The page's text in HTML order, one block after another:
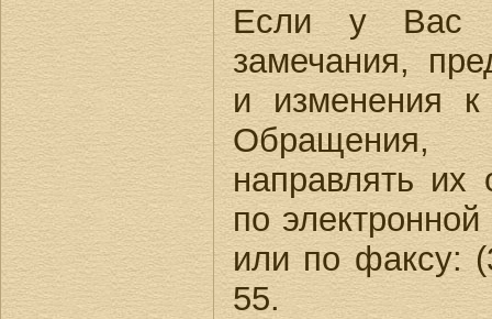
Если у Вас
замечания,
и изменения к
направлять их
по
или по факсу:
55.